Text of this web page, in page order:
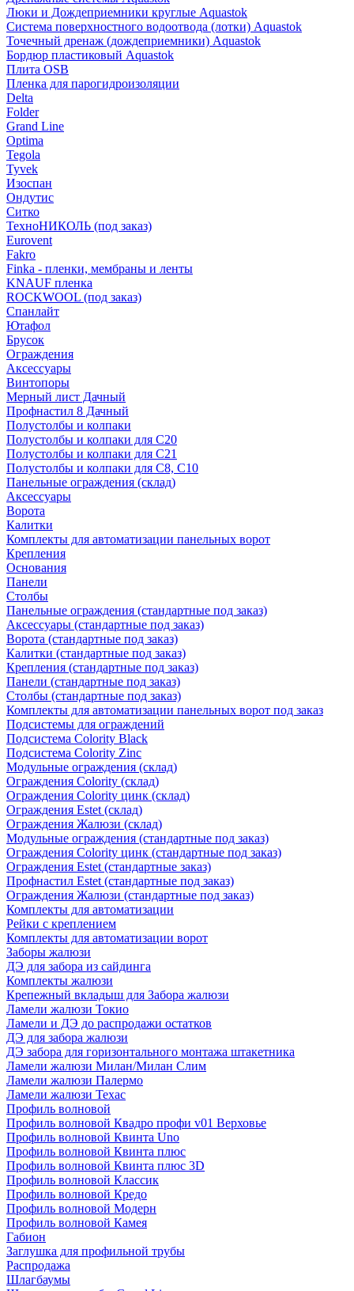
Люки и Дождеприемники круглые Aquastok
Система поверхностного водоотвода (лотки) Aquastok
Точечный дренаж (дождеприемники) Aquastok
Бордюр пластиковый Aquastok
Плита OSB
Пленка для парогидроизоляции
Delta
Folder
Grand Line
Optima
Tegola
Tyvek
Изоспан
Ондутис
Ситко
ТехноНИКОЛЬ (под заказ)
Eurovent
Fakro
Finka - пленки, мембраны и ленты
KNAUF пленка
ROCKWOOL (под заказ)
Спанлайт
Ютафол
Брусок
Ограждения
Аксессуары
Винтопоры
Мерный лист Дачный
Профнастил 8 Дачный
Полустолбы и колпаки
Полустолбы и колпаки для С20
Полустолбы и колпаки для С21
Полустолбы и колпаки для С8, С10
Панельные ограждения (склад)
Аксессуары
Ворота
Калитки
Комплекты для автоматизации панельных ворот
Крепления
Основания
Панели
Столбы
Панельные ограждения (стандартные под заказ)
Аксессуары (стандартные под заказ)
Ворота (стандартные под заказ)
Калитки (стандартные под заказ)
Крепления (стандартные под заказ)
Панели (стандартные под заказ)
Столбы (стандартные под заказ)
Комплекты для автоматизации панельных ворот под заказ
Подсистемы для ограждений
Подсистема Colority Black
Подсистема Colority Zinc
Модульные ограждения (склад)
Ограждения Colority (склад)
Ограждения Colority цинк (склад)
Ограждения Estet (склад)
Ограждения Жалюзи (склад)
Модульные ограждения (стандартные под заказ)
Ограждения Colority цинк (стандартные под заказ)
Ограждения Estet (стандартные заказ)
Профнастил Estet (стандартные под заказ)
Ограждения Жалюзи (стандартные под заказ)
Комплекты для автоматизации
Рейки с креплением
Комплекты для автоматизации ворот
Заборы жалюзи
ДЭ для забора из сайдинга
Комплекты жалюзи
Крепежный вкладыш для Забора жалюзи
Ламели жалюзи Токио
Ламели и ДЭ до распродажи остатков
ДЭ для забора жалюзи
ДЭ забора для горизонтального монтажа штакетника
Ламели жалюзи Милан/Милан Слим
Ламели жалюзи Палермо
Ламели жалюзи Техас
Профиль волновой
Профиль волновой Квадро профи v01 Верховье
Профиль волновой Квинта Uno
Профиль волновой Квинта плюс
Профиль волновой Квинта плюс 3D
Профиль волновой Классик
Профиль волновой Кредо
Профиль волновой Модерн
Профиль волновой Камея
Габион
Заглушка для профильной трубы
Распродажа
Шлагбаумы